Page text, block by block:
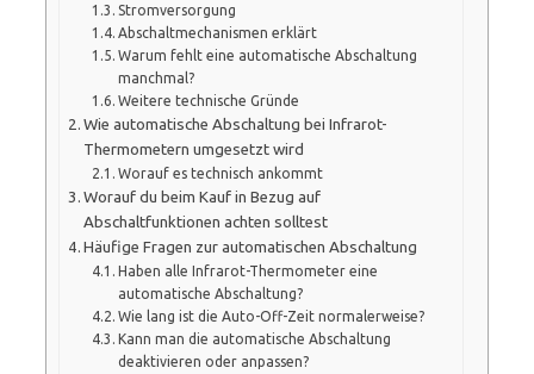
Stromversorgung
Abschaltmechanismen erklärt
Warum fehlt eine automatische Abschaltung
manchmal?
Weitere technische Gründe
Wie automatische Abschaltung bei Infrarot-
Thermometern umgesetzt wird
Worauf es technisch ankommt
Worauf du beim Kauf in Bezug auf
Abschaltfunktionen achten solltest
Häufige Fragen zur automatischen Abschaltung
Haben alle Infrarot-Thermometer eine
automatische Abschaltung?
Wie lang ist die Auto-Off-Zeit normalerweise?
Kann man die automatische Abschaltung
deaktivieren oder anpassen?